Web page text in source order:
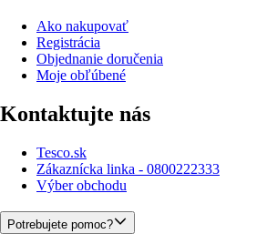
Ako nakupovať
Registrácia
Objednanie doručenia
Moje obľúbené
Kontaktujte nás
Tesco.sk
Zákaznícka linka - 0800222333
Výber obchodu
Potrebujete pomoc?